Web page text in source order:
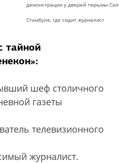
демонстрации у дверей тюрьмы
Стамбуле, где сидит журналист
тайной
шеф столичного
газеты
телевизионного
журналист.